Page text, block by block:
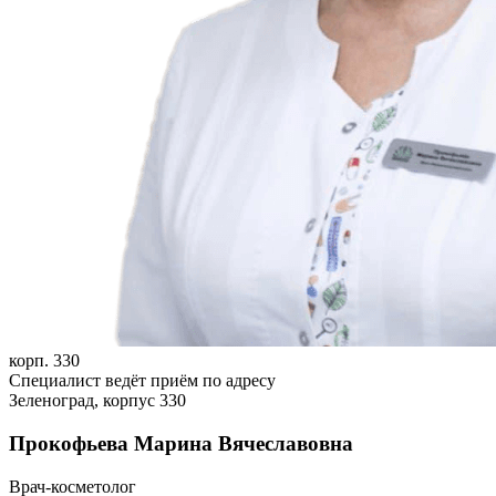
корп. 330
Специалист ведёт приём по адресу
Зеленоград, корпус 330
Прокофьева Марина Вячеславовна
Врач-косметолог